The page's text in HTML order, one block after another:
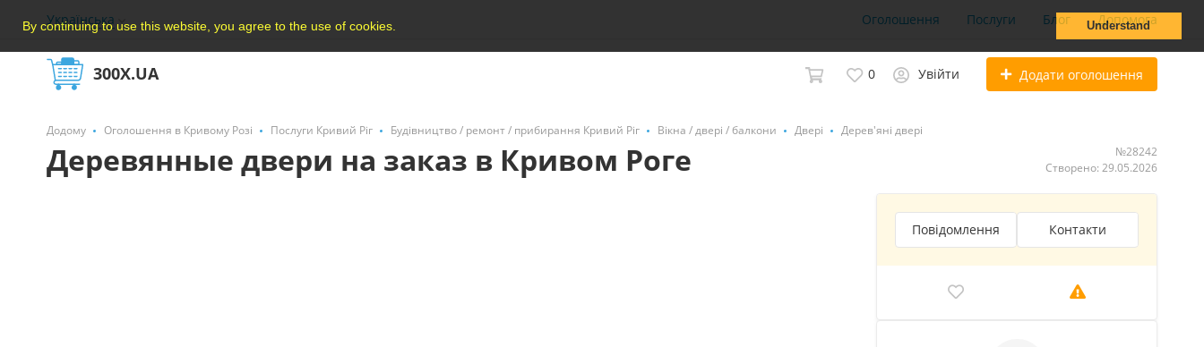
By continuing to use this website, you agree to the use of cookies. Understand
Українська Оголошення Послуги Блог Допомога
300X.UA 0 Увійти Додати оголошення
Додому Оголошення в Кривому Розі Послуги Кривий Ріг Будівництво / ремонт / прибирання Кривий Ріг Вікна / двері / балкони Двері Дерев'яні двері
Деревянные двери на заказ в Кривом Роге
№28242
Створено: 29.05.2026
Повідомлення Контакти